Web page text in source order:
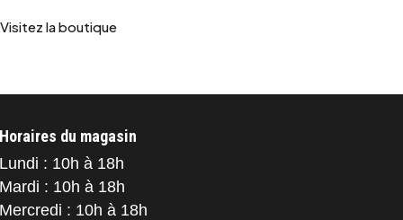
Visitez la boutique
Horaires du magasin
Lundi : 10h à 18h
Mardi : 10h à 18h
Mercredi : 10h à 18h